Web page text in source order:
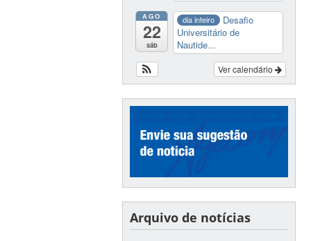
AGO
22
sáb
dia inteiro
Desafio
Universitário de
Nautide...
Ver calendário
Arquivo de notícias